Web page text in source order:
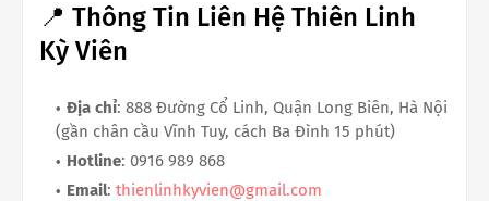
📍 Thông Tin Liên Hệ Thiên Linh
Kỳ Viên
Địa chỉ: 888 Đường Cổ Linh, Quận Long Biên, Hà Nội
(gần chân cầu Vĩnh Tuy, cách Ba Đình 15 phút)
Hotline: 0916 989 868
Email: thienlinhkyvien@gmail.com